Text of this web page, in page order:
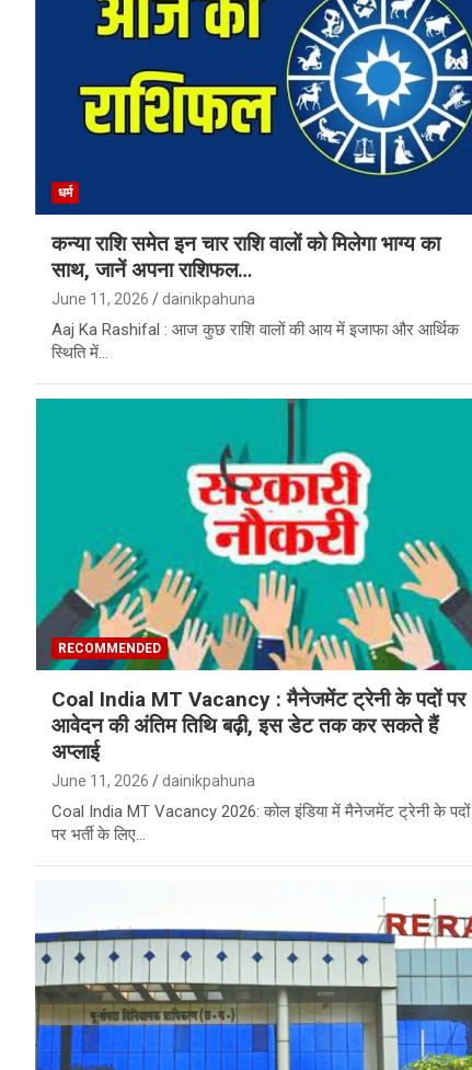
धर्म
कन्या राशि समेत इन चार राशि वालों को मिलेगा भाग्य का
साथ, जानें अपना राशिफल…
June 11, 2026 dainikpahuna
Aaj Ka Rashifal : आज कुछ राशि वालों की आय में इजाफा और आर्थिक
स्थिति में…
RECOMMENDED
Coal India MT Vacancy : मैनेजमेंट ट्रेनी के पदों पर
आवेदन की अंतिम तिथि बढ़ी, इस डेट तक कर सकते हैं
अप्लाई
June 11, 2026 dainikpahuna
Coal India MT Vacancy 2026: कोल इंडिया में मैनेजमेंट ट्रेनी के पदों
पर भर्ती के लिए…